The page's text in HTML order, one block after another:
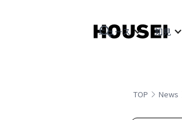
ニュース 知見
TOP News